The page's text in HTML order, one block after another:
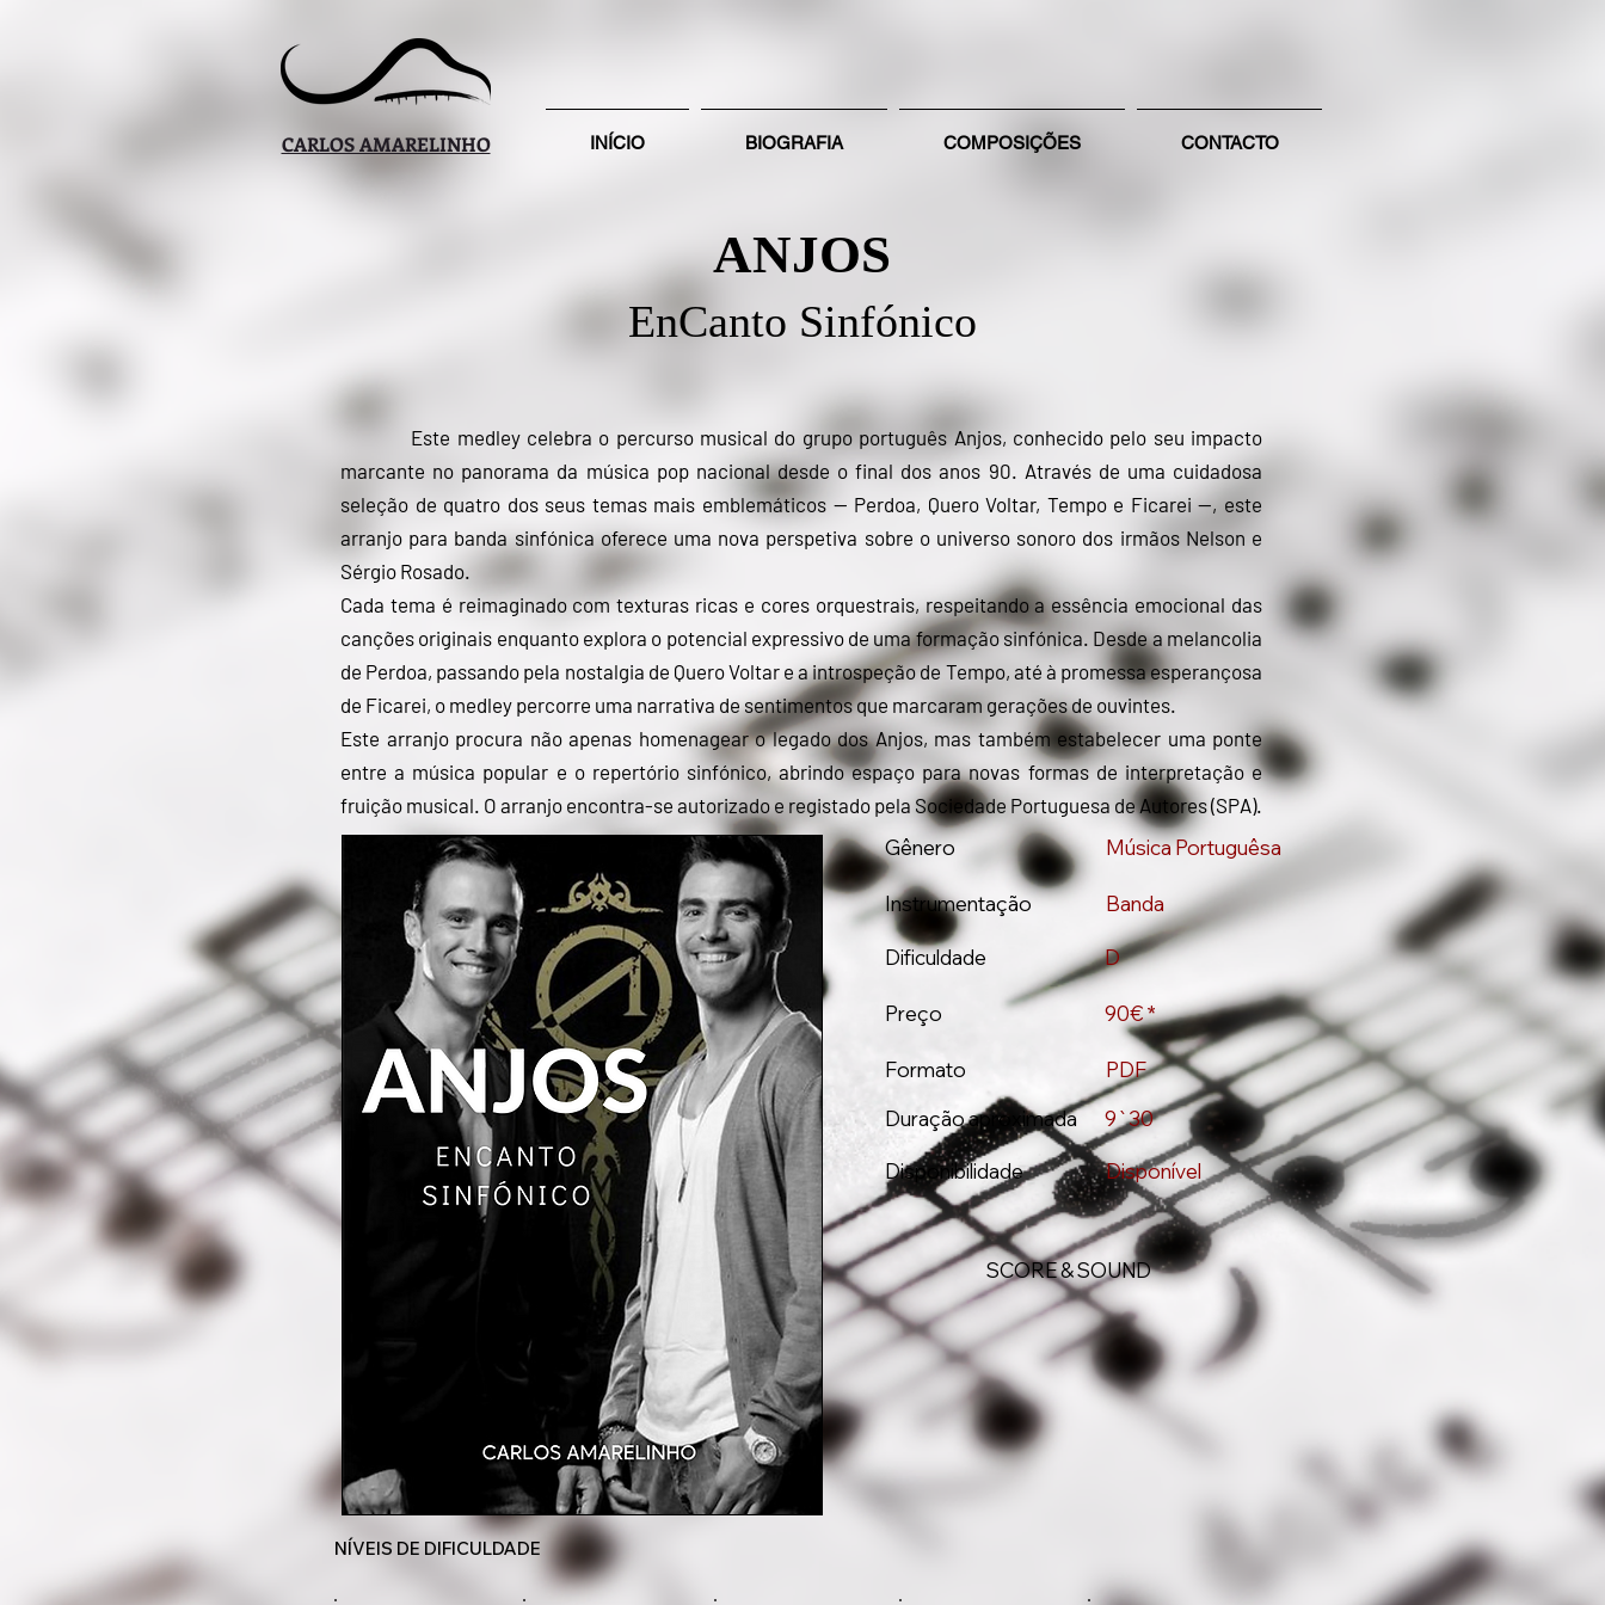
CARLOS AMARELINHO INÍCIO BIOGRAFIA COMPOSIÇÕES CONTACTO
ANJOS
EnCanto Sinfónico
Este medley celebra o percurso musical do grupo português Anjos, conhecido pelo seu impacto
marcante no panorama da música pop nacional desde o final dos anos 90. Através de uma cuidadosa
seleção de quatro dos seus temas mais emblemáticos — Perdoa, Quero Voltar, Tempo e Ficarei —, este
arranjo para banda sinfónica oferece uma nova perspetiva sobre o universo sonoro dos irmãos Nelson e
Sérgio Rosado.
Cada tema é reimaginado com texturas ricas e cores orquestrais, respeitando a essência emocional das
canções originais enquanto explora o potencial expressivo de uma formação sinfónica. Desde a melancolia
de Perdoa, passando pela nostalgia de Quero Voltar e a introspeção de Tempo, até à promessa esperançosa
de Ficarei, o medley percorre uma narrativa de sentimentos que marcaram gerações de ouvintes.
Este arranjo procura não apenas homenagear o legado dos Anjos, mas também estabelecer uma ponte
entre a música popular e o repertório sinfónico, abrindo espaço para novas formas de interpretação e
fruição musical. O arranjo encontra-se autorizado e registado pela Sociedade Portuguesa de Autores (SPA).
Gênero
Instrumentação
Dificuldade
Preço
Formato
Duração aproximada
Disponibilidade
Música Portuguêsa
Banda
D
90€ *
PDF
9`30
Disponível
SCORE & SOUND
NÍVEIS DE DIFICULDADE